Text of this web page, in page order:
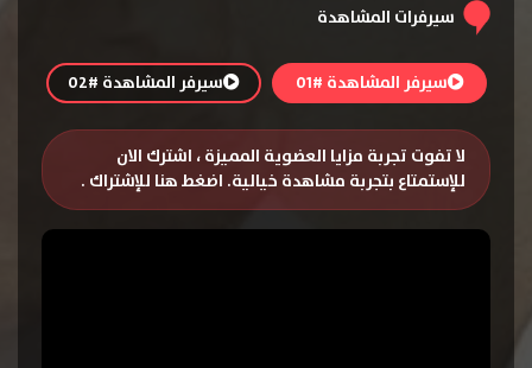
سيرفرات المشاهدة
سيرفر المشاهدة #01 سيرفر المشاهدة #02
لا تفوت تجربة مزايا العضوية المميزة ، اشترك الان
للإستمتاع بتجربة مشاهدة خيالية. اضغط هنا للإشتراك .